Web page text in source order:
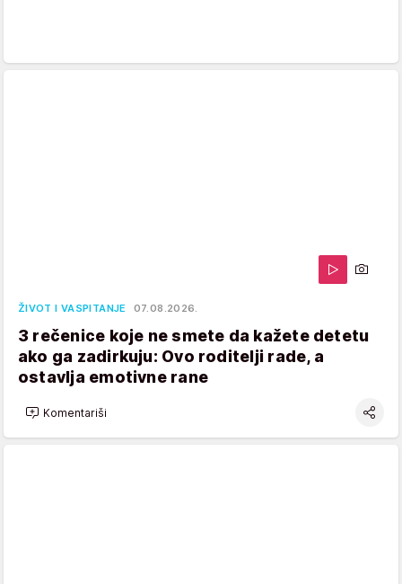
ŽIVOT I VASPITANJE 07.08.2026.
3 rečenice koje ne smete da kažete detetu
ako ga zadirkuju: Ovo roditelji rade, a
ostavlja emotivne rane
Komentariši